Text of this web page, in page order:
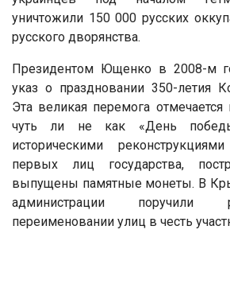
уничтожили 150 000 русских
русского дворянства.
Президентом Ющенко в 2008-м
указ о праздновании 350-летия
Эта великая перемога отмечается
чуть ли не как «День
историческими
первых лиц государства,
выпущены памятные монеты. В
администрации поручили
переименовании улиц в честь